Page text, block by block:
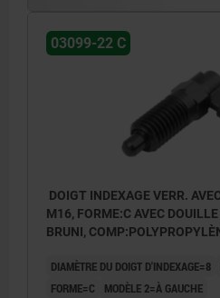
03099-22 C
DOIGT INDEXAGE VERR.
M16, FORME:C AVEC
BRUNI,
DIAMÈTRE DU DOIGT D'INDEXAGE=8
FORME=C
MODÈLE 2=À GAUCHE